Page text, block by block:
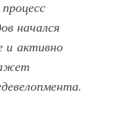
начался
и активно